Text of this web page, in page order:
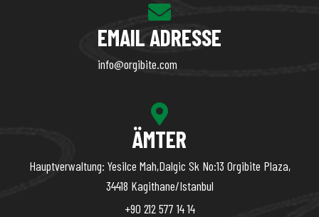
EMAIL ADRESSE
info@orgibite.com
ÄMTER
Hauptverwaltung: Yesilce Mah,Dalgic Sk No:13 Orgibite Plaza,
34418 Kagithane/Istanbul
+90 212 577 14 14